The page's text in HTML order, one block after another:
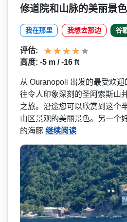
修道院和山脉的美丽景色
我在那里 我想去那边 谷
评估:
高度: -5 m / -16 ft
从 Ouranopoli 出发的最受欢
往令人印象深刻的圣阿索斯山
之旅。沿途您可以欣赏到这个
山­区景观的美丽景色。另一个
的海豚 继续阅读